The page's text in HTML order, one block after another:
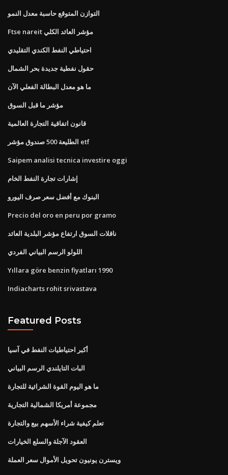
التوازن المتوقع حاسبة معدل النمو
Ftse nareit مؤشر العائد الكلي
احتياطي النفط الكندي التقليدي
حقول نفطية جديدة بحر الشمال
ما هو معدل البطالة الفعلي الآن
مؤشر ما قبل السوق
قانون اتفاقية التجارة العالمية
الطليعة 500 صندوق مؤشر etf
Saipem analisi tecnica investire oggi
إشارات تجارة النفط الخام
البنوك مع أفضل سعر صرف اليورو
Precio del oro en peru por gramo
ناقلات السوق ارتفاع مؤشر البلدية العائد
اللولو الرسم البياني الفردي
Yıllara göre benzin fiyatları 1990
Indiacharts rohit srivastava
Featured Posts
أكبر احتياطيات النفط في آسيا
البات التايلندي الرسم البياني
ما هو اليوم القوة الشرائية للتجارة
مجموعة أمريكا الشمالية التجارية
تعلم كيفية شراء الأسهم بيع والتجارة
العقود الآجلة والسلع الخيارات
ويسترن يونيون تحويل الأموال سعر العملة